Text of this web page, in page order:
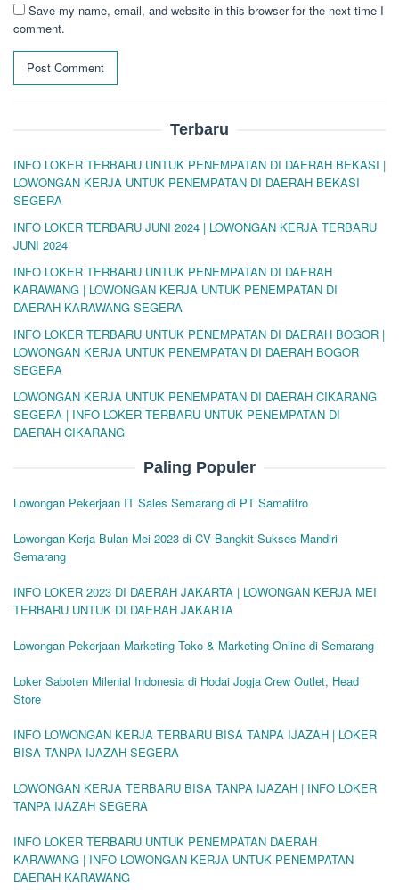
Save my name, email, and website in this browser for the next time I
comment.
Terbaru
INFO LOKER TERBARU UNTUK PENEMPATAN DI DAERAH BEKASI |
LOWONGAN KERJA UNTUK PENEMPATAN DI DAERAH BEKASI
SEGERA
INFO LOKER TERBARU JUNI 2024 | LOWONGAN KERJA TERBARU
JUNI 2024
INFO LOKER TERBARU UNTUK PENEMPATAN DI DAERAH
KARAWANG | LOWONGAN KERJA UNTUK PENEMPATAN DI
DAERAH KARAWANG SEGERA
INFO LOKER TERBARU UNTUK PENEMPATAN DI DAERAH BOGOR |
LOWONGAN KERJA UNTUK PENEMPATAN DI DAERAH BOGOR
SEGERA
LOWONGAN KERJA UNTUK PENEMPATAN DI DAERAH CIKARANG
SEGERA | INFO LOKER TERBARU UNTUK PENEMPATAN DI
DAERAH CIKARANG
Paling Populer
Lowongan Pekerjaan IT Sales Semarang di PT Samafitro
Lowongan Kerja Bulan Mei 2023 di CV Bangkit Sukses Mandiri
Semarang
INFO LOKER 2023 DI DAERAH JAKARTA | LOWONGAN KERJA MEI
TERBARU UNTUK DI DAERAH JAKARTA
Lowongan Pekerjaan Marketing Toko & Marketing Online di Semarang
Loker Saboten Milenial Indonesia di Hodai Jogja Crew Outlet, Head
Store
INFO LOWONGAN KERJA TERBARU BISA TANPA IJAZAH | LOKER
BISA TANPA IJAZAH SEGERA
LOWONGAN KERJA TERBARU BISA TANPA IJAZAH | INFO LOKER
TANPA IJAZAH SEGERA
INFO LOKER TERBARU UNTUK PENEMPATAN DAERAH
KARAWANG | INFO LOWONGAN KERJA UNTUK PENEMPATAN
DAERAH KARAWANG